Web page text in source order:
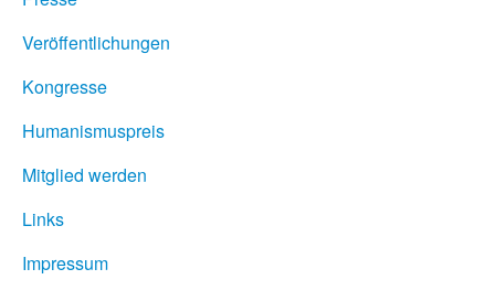
Veröffentlichungen
Kongresse
Humanismuspreis
Mitglied werden
Links
Impressum